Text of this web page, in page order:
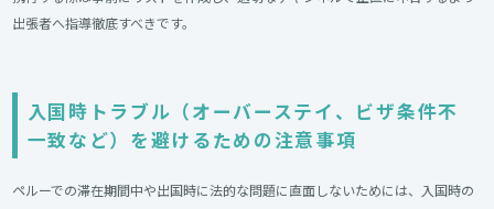
出張者へ指導徹底すべきです。
入国時トラブル（オーバーステイ、ビザ条件不
一致など）を避けるための注意事項
ペルーでの滞在期間中や出国時に法的な問題に直面しないためには、入国時の